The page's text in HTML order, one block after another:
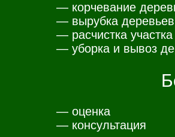
— корчевание
— вырубка деревьев
— расчистка участка
— уборка и вывоз
— оценка
— консультация